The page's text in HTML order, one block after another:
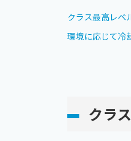
クラス最高レベ
環境に応じて冷
クラ